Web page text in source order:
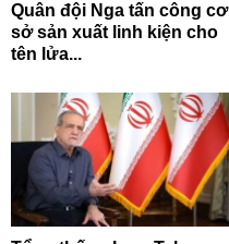
Quân đội Nga tấn công cơ
sở sản xuất linh kiện cho
tên lửa...